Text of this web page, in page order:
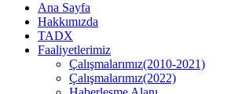
Ana Sayfa
Hakkımızda
TADX
Faaliyetlerimiz
Çalışmalarımız(2010-2021)
Çalışmalarımız(2022)